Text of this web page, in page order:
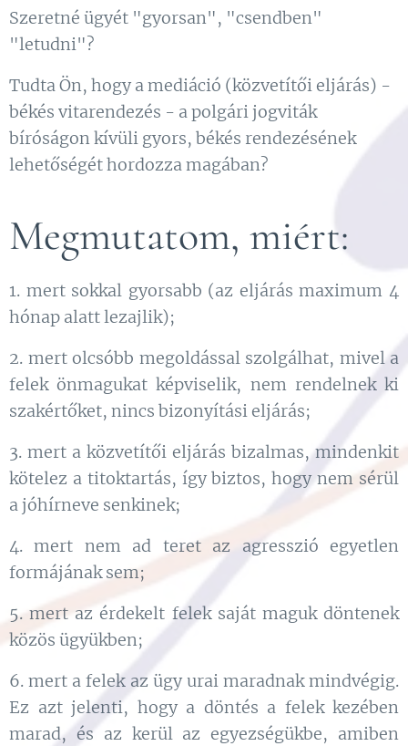
Szeretné ügyét "gyorsan", "csendben"
"letudni"?
Tudta Ön, hogy a mediáció (közvetítői eljárás) -
békés vitarendezés - a polgári jogviták
bíróságon kívüli gyors, békés rendezésének
lehetőségét hordozza magában?
Megmutatom, miért:
1. mert sokkal gyorsabb (az eljárás maximum 4
hónap alatt lezajlik);
2. mert olcsóbb megoldással szolgálhat, mivel a
felek önmagukat képviselik, nem rendelnek ki
szakértőket, nincs bizonyítási eljárás;
3. mert a közvetítői eljárás bizalmas, mindenkit
kötelez a titoktartás, így biztos, hogy nem sérül
a jóhírneve senkinek;
4. mert nem ad teret az agresszió egyetlen
formájának sem;
5. mert az érdekelt felek saját maguk döntenek
közös ügyükben;
6. mert a felek az ügy urai maradnak mindvégig.
Ez azt jelenti, hogy a döntés a felek kezében
marad, és az kerül az egyezségükbe, amiben